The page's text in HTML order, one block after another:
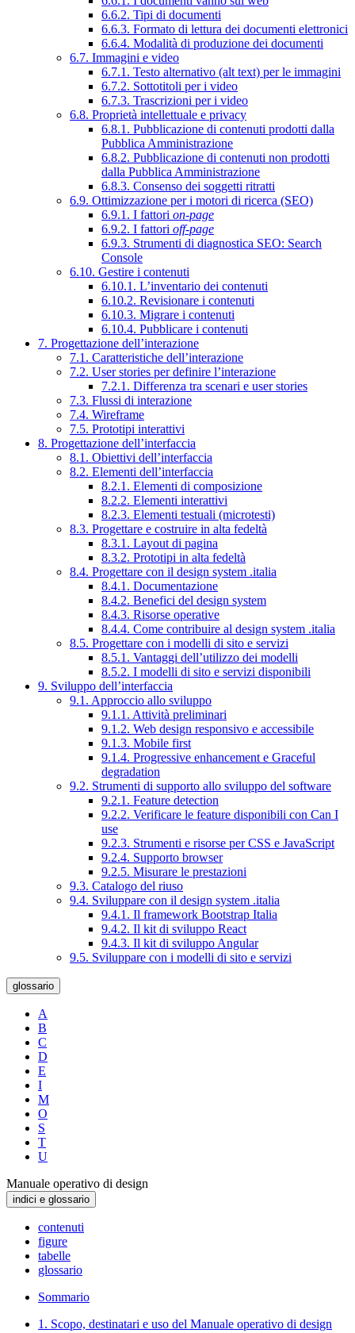
6.6.2. Tipi di documenti
6.6.3. Formato di lettura dei documenti elettronici
6.6.4. Modalità di produzione dei documenti
6.7. Immagini e video
6.7.1. Testo alternativo (alt text) per le immagini
6.7.2. Sottotitoli per i video
6.7.3. Trascrizioni per i video
6.8. Proprietà intellettuale e privacy
6.8.1. Pubblicazione di contenuti prodotti dalla
Pubblica Amministrazione
6.8.2. Pubblicazione di contenuti non prodotti
dalla Pubblica Amministrazione
6.8.3. Consenso dei soggetti ritratti
6.9. Ottimizzazione per i motori di ricerca (SEO)
6.9.1. I fattori on-page
6.9.2. I fattori off-page
6.9.3. Strumenti di diagnostica SEO: Search
Console
6.10. Gestire i contenuti
6.10.1. L’inventario dei contenuti
6.10.2. Revisionare i contenuti
6.10.3. Migrare i contenuti
6.10.4. Pubblicare i contenuti
7. Progettazione dell’interazione
7.1. Caratteristiche dell’interazione
7.2. User stories per definire l’interazione
7.2.1. Differenza tra scenari e user stories
7.3. Flussi di interazione
7.4. Wireframe
7.5. Prototipi interattivi
8. Progettazione dell’interfaccia
8.1. Obiettivi dell’interfaccia
8.2. Elementi dell’interfaccia
8.2.1. Elementi di composizione
8.2.2. Elementi interattivi
8.2.3. Elementi testuali (microtesti)
8.3. Progettare e costruire in alta fedeltà
8.3.1. Layout di pagina
8.3.2. Prototipi in alta fedeltà
8.4. Progettare con il design system .italia
8.4.1. Documentazione
8.4.2. Benefici del design system
8.4.3. Risorse operative
8.4.4. Come contribuire al design system .italia
8.5. Progettare con i modelli di sito e servizi
8.5.1. Vantaggi dell’utilizzo dei modelli
8.5.2. I modelli di sito e servizi disponibili
9. Sviluppo dell’interfaccia
9.1. Approccio allo sviluppo
9.1.1. Attività preliminari
9.1.2. Web design responsivo e accessibile
9.1.3. Mobile first
9.1.4. Progressive enhancement e Graceful
degradation
9.2. Strumenti di supporto allo sviluppo del software
9.2.1. Feature detection
9.2.2. Verificare le feature disponibili con Can I
use
9.2.3. Strumenti e risorse per CSS e JavaScript
9.2.4. Supporto browser
9.2.5. Misurare le prestazioni
9.3. Catalogo del riuso
9.4. Sviluppare con il design system .italia
9.4.1. Il framework Bootstrap Italia
9.4.2. Il kit di sviluppo React
9.4.3. Il kit di sviluppo Angular
9.5. Sviluppare con i modelli di sito e servizi
glossario
A
B
C
D
E
I
M
O
S
T
U
Manuale operativo di design
indici e glossario
contenuti
figure
tabelle
glossario
Sommario
1. Scopo, destinatari e uso del Manuale operativo di design